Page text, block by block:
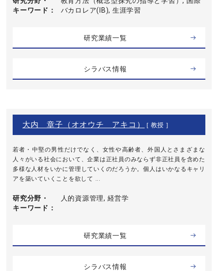
キーワード
バカロレア(IB), 生涯学習
研究業績一覧
シラバス情報
大内 章子（オオウチ アキコ） [ 教授 ]
若者・中堅の男性だけでなく、女性や高齢者、外国人とさまざまな
人々がいる社会において、企業は正社員のみならず非正社員を含めた
多様な人材をいかに管理していくのだろうか。個人はいかなるキャリ
アを築いていくことを欲して ...
研究分野・
キーワード
人的資源管理, 経営学
研究業績一覧
シラバス情報